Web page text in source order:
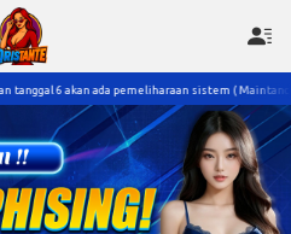
sistem ( Maintance ) untuk sementara waktu